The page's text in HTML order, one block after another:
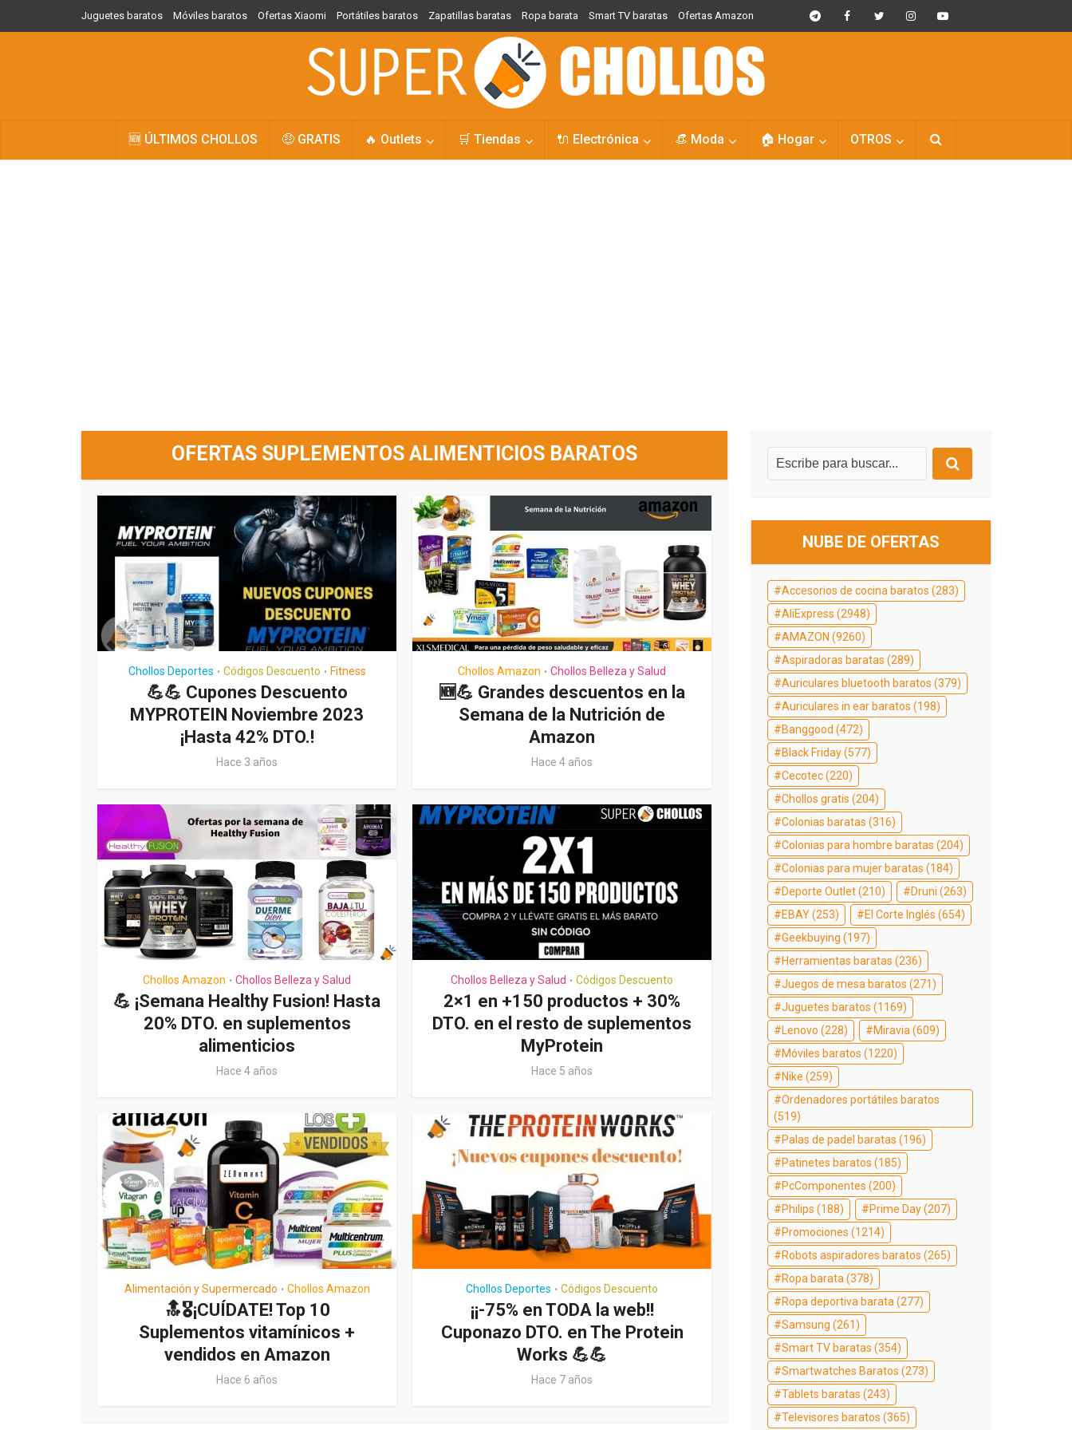
Juguetes baratos Móviles baratos Ofertas Xiaomi Portátiles baratos Zapatillas baratas Ropa barata Smart TV baratas Ofertas Amazon
🆕 ÚLTIMOS CHOLLOS 🤑 GRATIS 🔥 Outlets 🛒 Tiendas 🔌 Electrónica 👒 Moda 🏠 Hogar OTROS
OFERTAS SUPLEMENTOS ALIMENTICIOS BARATOS
Chollos Deportes • Códigos Descuento • Fitness
💪💪 Cupones Descuento
MYPROTEIN Noviembre 2023
¡Hasta 42% DTO.!
Hace 3 años
Chollos Amazon • Chollos Belleza y Salud
🆕💪 Grandes descuentos en la
Semana de la Nutrición de
Amazon
Hace 4 años
Chollos Amazon • Chollos Belleza y Salud
💪 ¡Semana Healthy Fusion! Hasta
20% DTO. en suplementos
alimenticios
Hace 4 años
Chollos Belleza y Salud • Códigos Descuento
2×1 en +150 productos + 30%
DTO. en el resto de suplementos
MyProtein
Hace 5 años
Alimentación y Supermercado • Chollos Amazon
🔝🎖¡CUÍDATE! Top 10
Suplementos vitamínicos +
vendidos en Amazon
Hace 6 años
Chollos Deportes • Códigos Descuento
¡¡-75% en TODA la web!!
Cuponazo DTO. en The Protein
Works 💪💪
Hace 7 años
NUBE DE OFERTAS
Accesorios de cocina baratos (283)
AliExpress (2948)
AMAZON (9260)
Aspiradoras baratas (289)
Auriculares bluetooth baratos (379)
Auriculares in ear baratos (198)
Banggood (472)
Black Friday(577)
Cecotec(220)
Chollos gratis (204)
Colonias baratas (316)
Colonias para hombre baratas (204)
Colonias para mujer baratas (184)
Deporte Outlet(210) Druni (263)
EBAY(253) El Corte Inglés (654)
Geekbuying (197)
Herramientas baratas (236)
Juegos de mesa baratos (271)
Juguetes baratos (1169)
Lenovo (228) Miravia (609)
Móviles baratos (1220)
Nike (259)
Ordenadores portátiles baratos
(519)
Palas de padel baratas (196)
Patinetes baratos (185)
PcComponentes (200)
Philips (188) Prime Day(207)
Promociones (1214)
Robots aspiradores baratos (265)
Ropa barata (378)
Ropa deportiva barata (277)
Samsung (261)
Smart TV baratas (354)
Smartwatches Baratos (273)
Tablets baratas (243)
Televisores baratos (365)